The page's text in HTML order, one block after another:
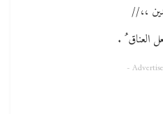
،،//
العناق ُ .
-